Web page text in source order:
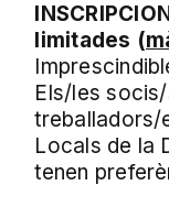
limitades (
Els/les
treballadors/
Locals de la
tenen